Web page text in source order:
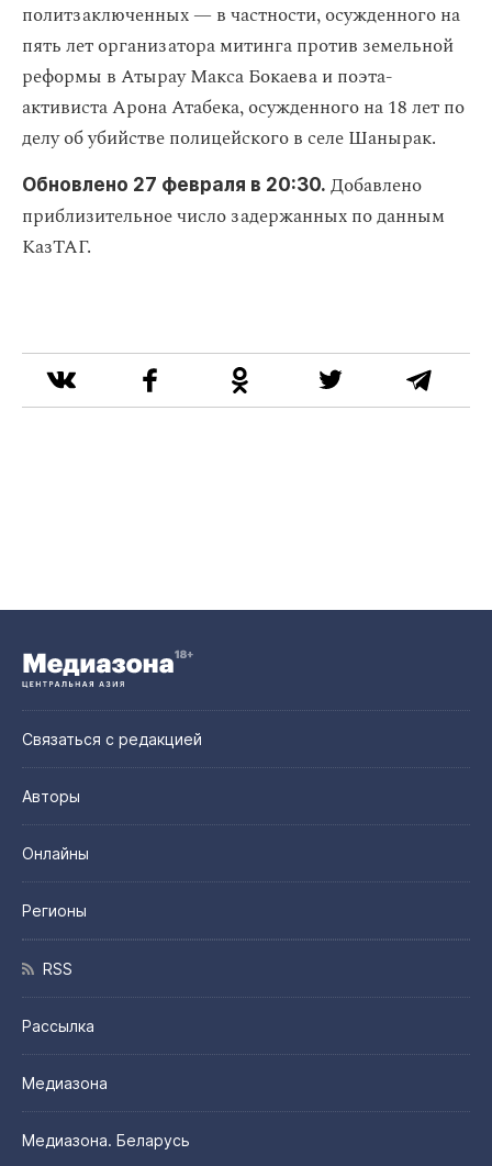
политзаключенных — в частности, осужденного на
пять лет организатора митинга против земельной
реформы в Атырау Макса Бокаева и поэта-
активиста Арона Атабека, осужденного на 18 лет по
делу об убийстве полицейского в селе Шанырак.
Обновлено 27 февраля в 20:30. Добавлено
приблизительное число задержанных по данным
КазТАГ.
Связаться с редакцией
Авторы
Онлайны
Регионы
RSS
Рассылка
Медиазона
Медиазона. Беларусь